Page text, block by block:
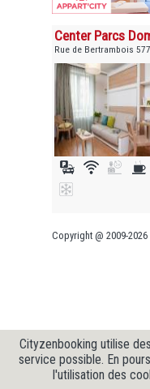
Center Parcs
Rue de Bertrambois
Copyright @ 2009-
Cityzenbooking utilise
service possible. En
l'utilisation des